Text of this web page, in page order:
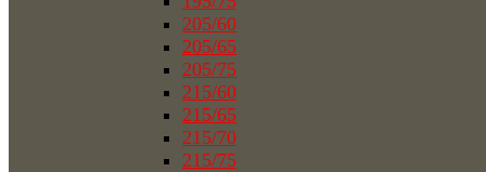
205/60
205/65
205/75
215/60
215/65
215/70
215/75